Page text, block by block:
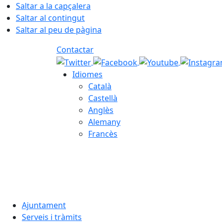
Saltar a la capçalera
Saltar al contingut
Saltar al peu de pàgina
Contactar
Idiomes
Català
Castellà
Anglès
Alemany
Francès
Ajuntament
Serveis i tràmits